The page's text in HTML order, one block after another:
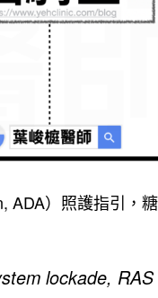
）照護指引，
lockade, RAS